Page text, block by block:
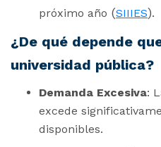
próximo año​ (SIIIES)​.
¿De qué depende
universidad pública?
Demanda Excesiva:
excede
disponibles.